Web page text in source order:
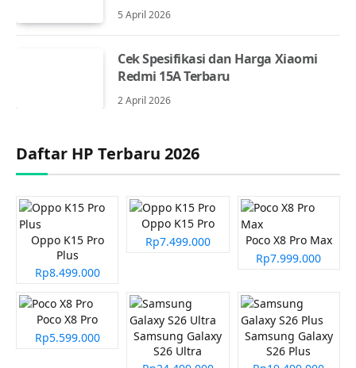
5 April 2026
Cek Spesifikasi dan Harga Xiaomi
Redmi 15A Terbaru
2 April 2026
Daftar HP Terbaru 2026
Oppo K15 Pro
Plus
Rp8.499.000
Oppo K15 Pro
Rp7.499.000
Poco X8 Pro Max
Rp7.999.000
Poco X8 Pro
Rp5.599.000
Samsung Galaxy
S26 Ultra
Samsung Galaxy
S26 Plus